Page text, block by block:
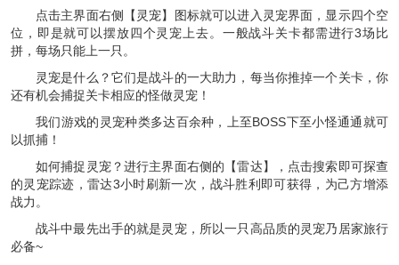
点击主界面右侧【灵宠】图标就可以进入灵宠界面，显示四个空
位，即是就可以摆放四个灵宠上去。一般战斗关卡都需进行3场比
拼，每场只能上一只。
灵宠是什么？它们是战斗的一大助力，每当你推掉一个关卡，你
还有机会捕捉关卡相应的怪做灵宠！
我们游戏的灵宠种类多达百余种，上至BOSS下至小怪通通就可
以抓捕！
如何捕捉灵宠？进行主界面右侧的【雷达】，点击搜索即可探查
的灵宠踪迹，雷达3小时刷新一次，战斗胜利即可获得，为己方增添
战力。
战斗中最先出手的就是灵宠，所以一只高品质的灵宠乃居家旅行
必备~